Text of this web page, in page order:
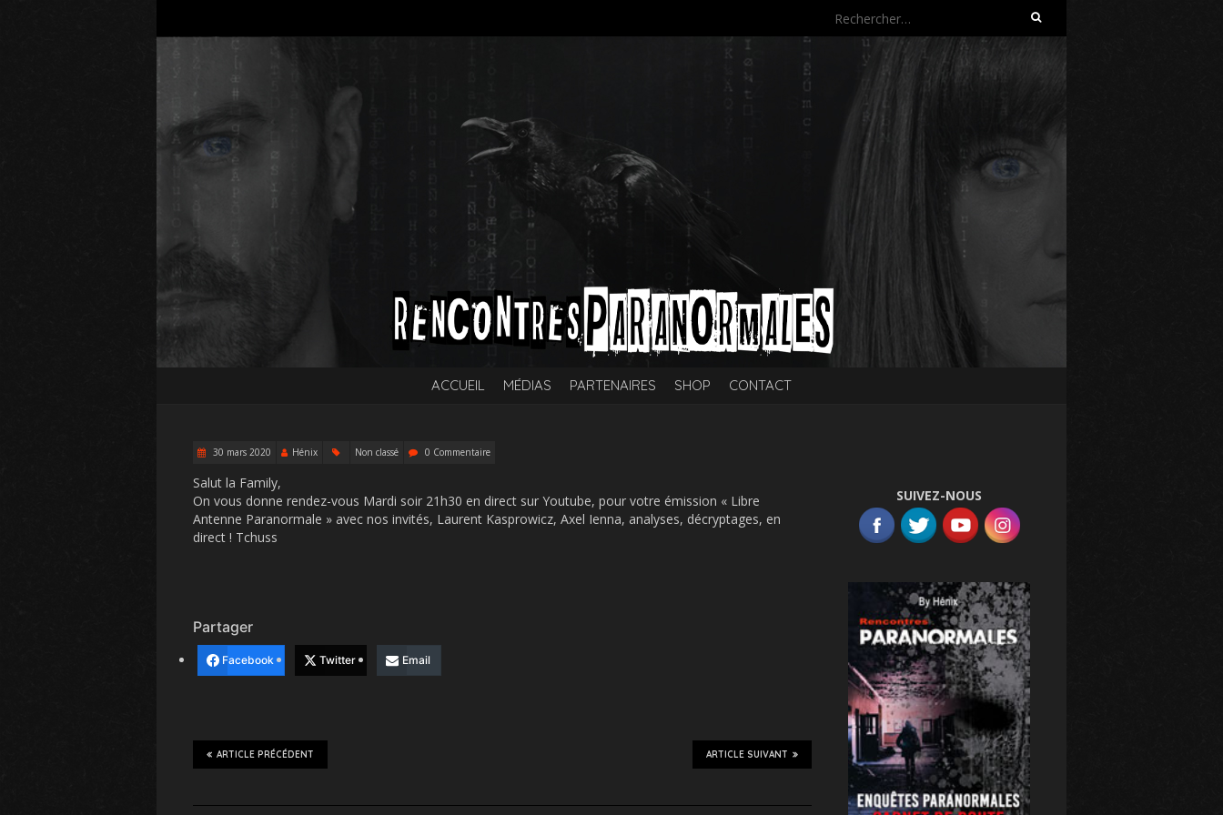
Rechercher :
ACCUEIL MÉDIAS PARTENAIRES SHOP CONTACT
30 mars 2020 Hénix Non classé 0 Commentaire
Salut la Family,
On vous donne rendez-vous Mardi soir 21h30 en direct sur Youtube, pour votre émission « Libre
Antenne Paranormale » avec nos invités, Laurent Kasprowicz, Axel Ienna, analyses, décryptages, en
direct ! Tchuss
Partager
Facebook Twitter Email
ARTICLE SUIVANT
ARTICLE PRÉCÉDENT
SUIVEZ-NOUS